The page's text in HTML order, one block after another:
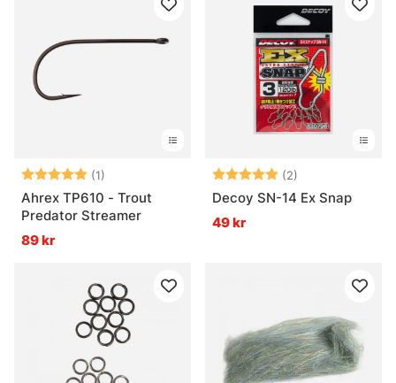
Betyg: (1)
5.0 utav 5 stjärnor
Ahrex TP610 - Trout
Predator Streamer
89 kr
Betyg: (2)
Decoy SN-14 Ex Snap
49 kr